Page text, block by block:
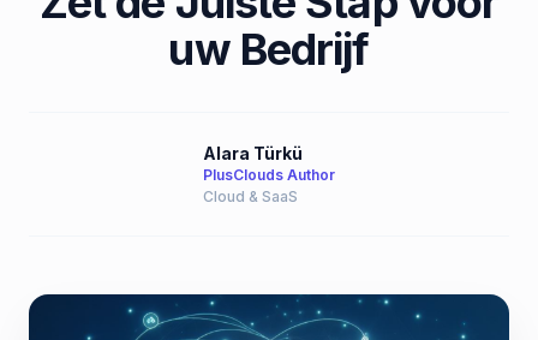
uw Bedrijf
Alara Türkü
PlusClouds Author
Cloud & SaaS